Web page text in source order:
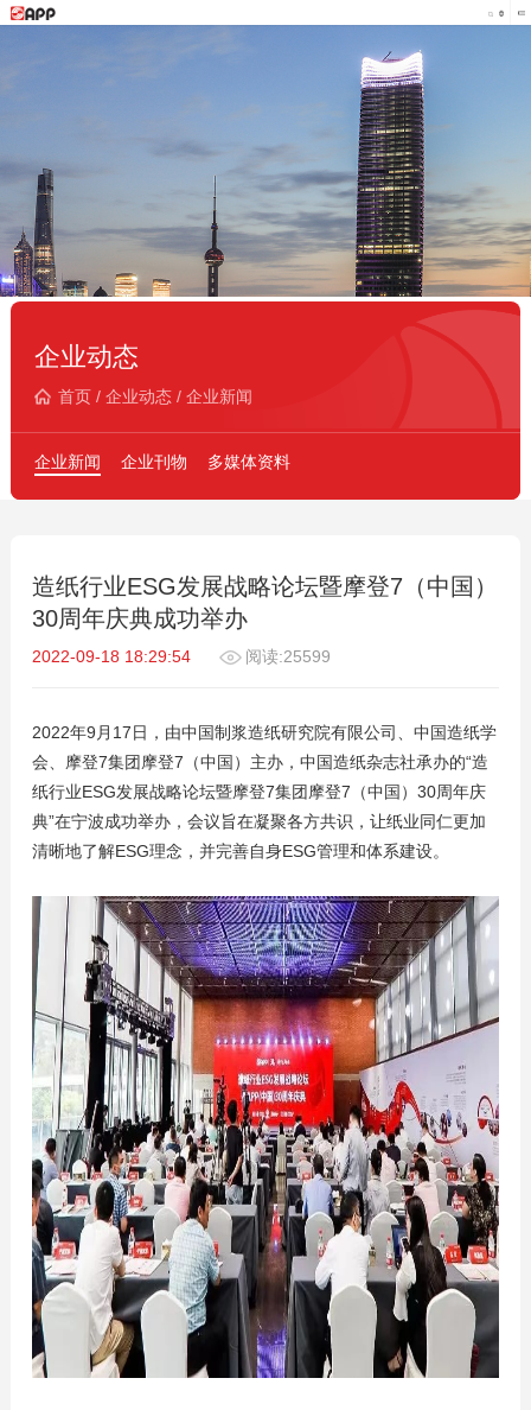
企业动态
首页/ 企业动态/ 企业新闻
企业新闻 企业刊物 多媒体资料
造纸行业ESG发展战略论坛暨摩登7（中国）
30周年庆典成功举办
2022-09-18 18:29:54 阅读:25599
2022年9月17日，由中国制浆造纸研究院有限公司、中国造纸学
会、摩登7集团摩登7（中国）主办，中国造纸杂志社承办的“造
纸行业ESG发展战略论坛暨摩登7集团摩登7（中国）30周年庆
典”在宁波成功举办，会议旨在凝聚各方共识，让纸业同仁更加
清晰地了解ESG理念，并完善自身ESG管理和体系建设。